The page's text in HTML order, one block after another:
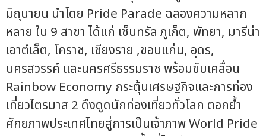
มิถุนายน นำโดย Pride Parade ฉลองความหลาก
หลาย ใน 9 สาขา ได้แก่ เซ็นทรัล ภูเก็ต, พัทยา, มารีน่า
เอาต์เล็ต, โคราช, เชียงราย ,ขอนแก่น, อุดร,
นครสวรรค์ และนครศรีธรรมราช พร้อมขับเคลื่อน
Rainbow Economy กระตุ้นเศรษฐกิจและการท่อง
เที่ยวไตรมาส 2 ดึงดูดนักท่องเที่ยวทั่วโลก ตอกย้ำ
ศักยภาพประเทศไทยสู่การเป็นเจ้าภาพ World Pride